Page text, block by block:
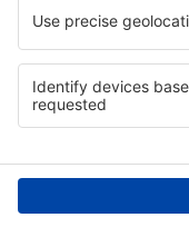
eSky.eu